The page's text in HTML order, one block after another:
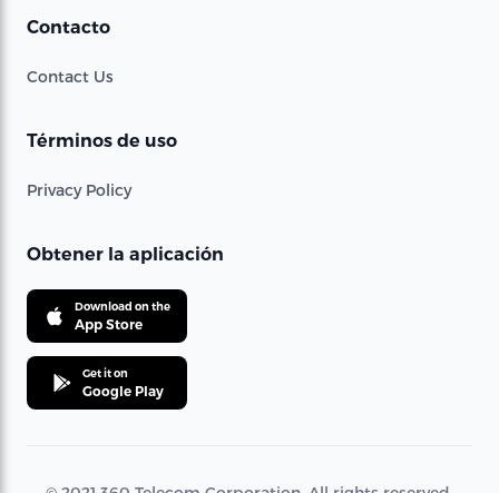
Contacto
Contact Us
Términos de uso
Privacy Policy
Obtener la aplicación
Download on the
App Store
Get it on
Google Play